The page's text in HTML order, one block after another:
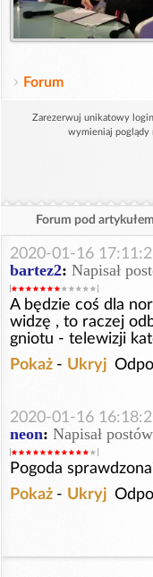
Forum
Zarezerwuj unikatowy
wymieniaj poglądy
Forum pod
2020-01-16
bartez2: Napisał
A będzie coś dla
widzę , to raczej
gniotu - telewizji
Pokaż - Ukryj
2020-01-16
neon: Napisał
Pogoda
Pokaż - Ukryj